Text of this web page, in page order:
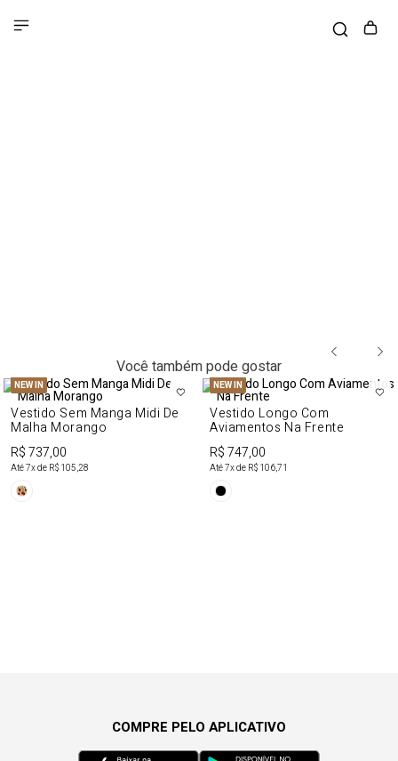
Você também pode gostar
NEW IN
Vestido Sem Manga Midi De
Malha Morango
R$ 737,00
Até7x de R$ 105,28
NEW IN
Vestido Longo Com
Aviamentos Na Frente
R$ 747,00
Até7x de R$ 106,71
COMPRE PELO APLICATIVO